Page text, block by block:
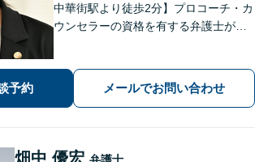
中華街駅より徒歩2分】プロコーチ・カ
ウンセラーの資格を有する弁護士が
離婚・相続・刑事事件などのトラブル
にお悩みの方はお気軽にご相談くださ
予約 メールでお問い合わせ
畑中 優宏 弁護士